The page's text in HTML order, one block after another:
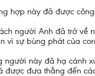
hợp này đã được
người Anh đã trở về
vì sự bùng phát của
người này đã hạ cánh
được đưa thẳng đến